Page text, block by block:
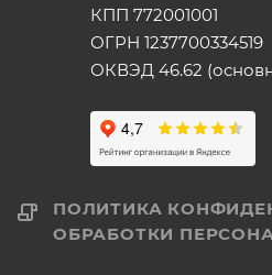
КПП 772001001
ОГРН 1237700334519
ОКВЭД 46.62
ПОЛИТИКА
ОБРАБОТКИ